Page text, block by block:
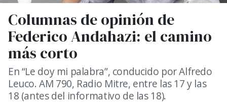
Columnas de opinión de
Federico Andahazi: el camino
más corto
En “Le doy mi palabra”, conducido por Alfredo
Leuco. AM 790, Radio Mitre, entre las 17 y las
18 (antes del informativo de las 18).